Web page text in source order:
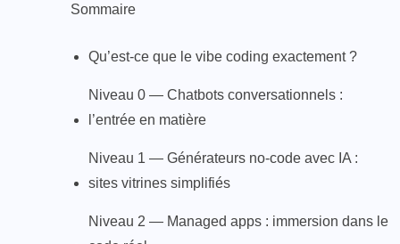
Sommaire
Qu’est-ce que le vibe coding exactement ?
Niveau 0 — Chatbots conversationnels :
l’entrée en matière
Niveau 1 — Générateurs no-code avec IA :
sites vitrines simplifiés
Niveau 2 — Managed apps : immersion dans le